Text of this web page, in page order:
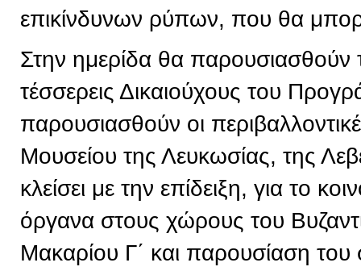
επικίνδυνων ρύπων, που θα
Στην ημερίδα θα
τέσσερεις Δικαιούχους του
παρουσιασθούν οι
Μουσείου της Λευκωσίας, της
κλείσει με την επίδειξη, για το
όργανα στους χώρους του
Μακαρίου Γ΄ και παρουσίαση του